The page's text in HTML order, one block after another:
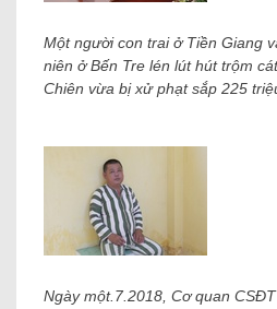
Một người con trai ở Tiền Giang
niên ở Bến Tre lén lút hút trộm
Chiên vừa bị xử phạt sắp 225
Ngày một.7.2018, Cơ quan